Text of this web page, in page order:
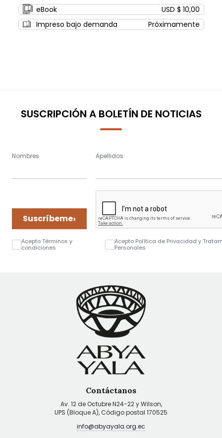
eBook
USD $ 10,00
Impreso bajo demanda
Próximamente
SUSCRIPCIÓN A BOLETÍN DE NOTICIAS
Nombres Apellidos
Suscríbeme›
Acepto Términos y
condiciones
Acepto Política de Privacidad y
Personales
Contáctanos
Av. 12 de Octubre N24-22 y Wilson,
UPS (Bloque A), Código postal 170525
info@abyayala.org.ec